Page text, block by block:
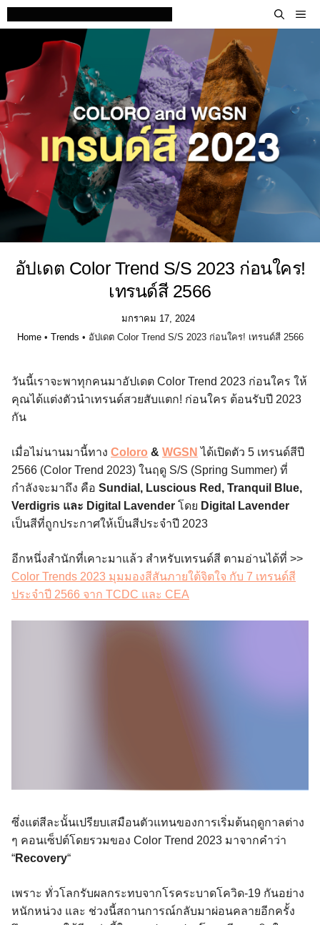
Skip
to
อัปเดต Color Trend S/S 2023 ก่อนใคร!
เทรนด์สี 2566
มกราคม 17, 2024
Home• Trends • อัปเดต Color Trend S/S 2023 ก่อนใคร! เทรนด์สี 2566
วันนี้เราจะพาทุกคนมาอัปเดต Color Trend 2023 ก่อนใคร ให้
คุณได้แต่งตัวนำเทรนด์สวยสับแตก! ก่อนใคร ต้อนรับปี 2023
กัน
เมื่อไม่นานมานี้ทาง Coloro & WGSN ได้เปิดตัว 5 เทรนด์สีปี
2566 (Color Trend 2023) ในฤดู S/S (Spring Summer) ที่
กำลังจะมาถึง คือ Sundial, Luscious Red, Tranquil Blue,
Verdigris และ Digital Lavender โดย Digital Lavender
เป็นสีที่ถูกประกาศให้เป็นสีประจำปี 2023
อีกหนึ่งสำนักที่เคาะมาแล้ว สำหรับเทรนด์สี ตามอ่านได้ที่ >>
Color Trends 2023 มุมมองสีสันภายใต้จิตใจ กับ 7 เทรนด์สี
ประจำปี 2566 จาก TCDC และ CEA
ซึ่งแต่สีละนั้นเปรียบเสมือนตัวแทนของการเริ่มต้นฤดูกาลต่าง
ๆ คอนเซ็ปต์โดยรวมของ Color Trend 2023 มาจากคำว่า
“Recovery“
เพราะ ทั่วโลกรับผลกระทบจากโรคระบาดโควิด-19 กันอย่าง
หนักหน่วง และ ช่วงนี้สถานการณ์กลับมาผ่อนคลายอีกครั้ง